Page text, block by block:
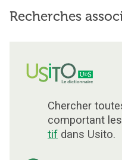
Recherches
Chercher
comportant
tif dans Usito.